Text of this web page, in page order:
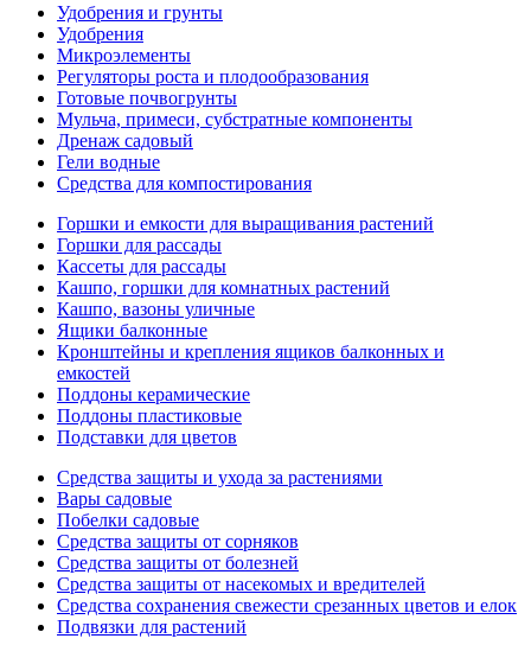
Удобрения и грунты
Удобрения
Микроэлементы
Регуляторы роста и плодообразования
Готовые почвогрунты
Мульча, примеси, субстратные компоненты
Дренаж садовый
Гели водные
Средства для компостирования
Горшки и емкости для выращивания растений
Горшки для рассады
Кассеты для рассады
Кашпо, горшки для комнатных растений
Кашпо, вазоны уличные
Ящики балконные
Кронштейны и крепления ящиков балконных и
емкостей
Поддоны керамические
Поддоны пластиковые
Подставки для цветов
Средства защиты и ухода за растениями
Вары садовые
Побелки садовые
Средства защиты от сорняков
Средства защиты от болезней
Средства защиты от насекомых и вредителей
Средства сохранения свежести срезанных цветов и елок
Подвязки для растений